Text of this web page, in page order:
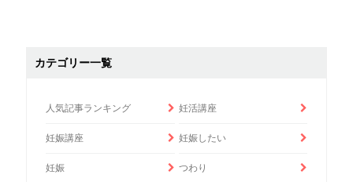
カテゴリー一覧
人気記事ランキング 妊活講座
妊娠講座 妊娠したい
妊娠 つわり